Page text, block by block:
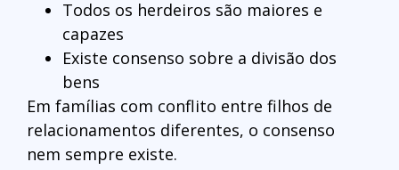
Todos os herdeiros são maiores e
capazes
Existe consenso sobre a divisão dos
bens
Em famílias com conflito entre filhos de
relacionamentos diferentes, o consenso
nem sempre existe.